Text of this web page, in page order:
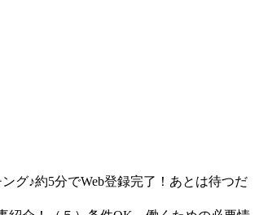
グ♪約5分でWeb登録完了！あとは待つだ